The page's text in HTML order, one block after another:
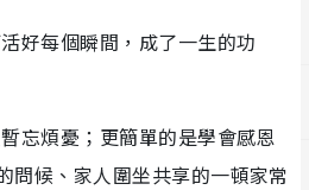
好每個瞬間，成了一生的功
忘煩憂；更簡單的是學會感恩
候、家人圍坐共享的一頓家常